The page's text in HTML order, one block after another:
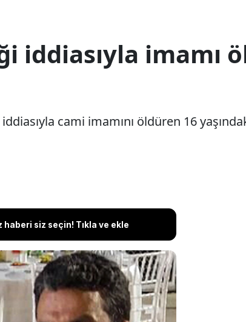
iddiasıyla imamı
cami imamını öldüren 16
haberi siz seçin! Tıkla ve ekle